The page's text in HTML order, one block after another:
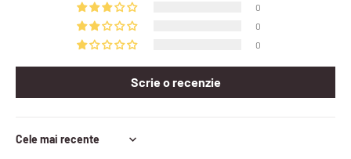
0
0
0
Scrie o recenzie
Sort by